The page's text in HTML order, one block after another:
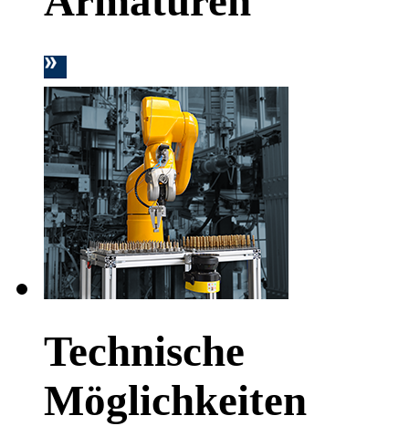
Technische
Möglichkeiten